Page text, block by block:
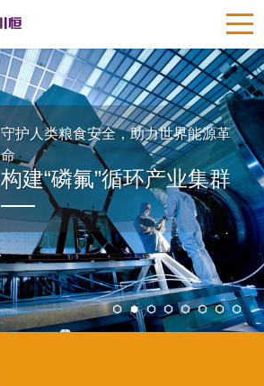
守护人类粮食安全，助力世界能源革
命
构建“磷氟”循环产业集群